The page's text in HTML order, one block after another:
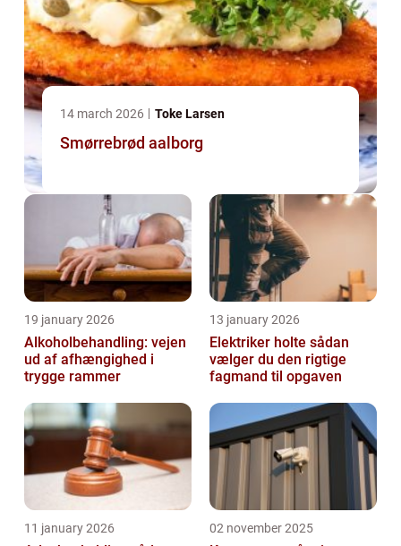
14 march 2026 Toke Larsen
Smørrebrød aalborg
19 january 2026
Alkoholbehandling: vejen
ud af afhængighed i
trygge rammer
13 january 2026
Elektriker holte sådan
vælger du den rigtige
fagmand til opgaven
11 january 2026 02 november 2025